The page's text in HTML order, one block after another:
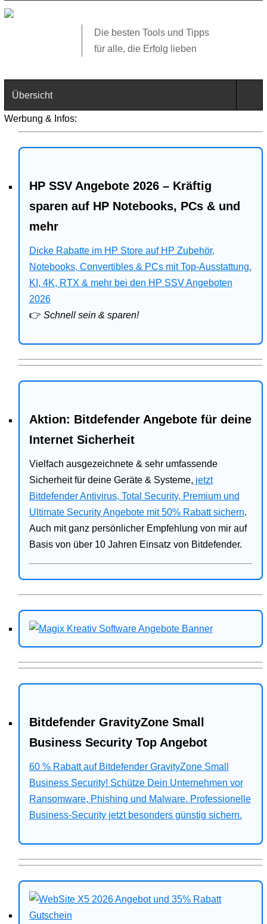
Die besten Tools und Tipps
für alle, die Erfolg lieben
Übersicht
Technik
Web
Business
Angebote
Bitdefender
Ratgeber
Werbung & Infos:
HP SSV Angebote 2026 – Kräftig
sparen auf HP Notebooks, PCs & und
mehr
Dicke Rabatte im HP Store auf HP Zubehör,
Notebooks, Convertibles & PCs mit Top-Ausstattung.
KI, 4K, RTX & mehr bei den HP SSV Angeboten
2026
👉 Schnell sein & sparen!
Aktion: Bitdefender Angebote für deine
Internet Sicherheit
Vielfach ausgezeichnete & sehr umfassende
Sicherheit für deine Geräte & Systeme, jetzt
Bitdefender Antivirus, Total Security, Premium und
Ultimate Security Angebote mit 50% Rabatt sichern.
Auch mit ganz persönlicher Empfehlung von mir auf
Basis von über 10 Jahren Einsatz von Bitdefender.
Bitdefender GravityZone Small
Business Security Top Angebot
60 % Rabatt auf Bitdefender GravityZone Small
Business Security! Schütze Dein Unternehmen vor
Ransomware, Phishing und Malware. Professionelle
Business-Security jetzt besonders günstig sichern.